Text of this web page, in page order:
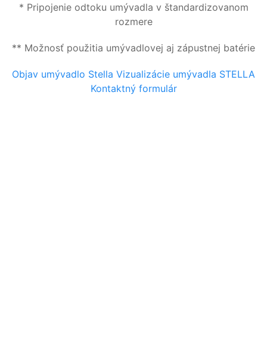
* Pripojenie odtoku umývadla v štandardizovanom
rozmere
** Možnosť použitia umývadlovej aj zápustnej batérie
Objav umývadlo Stella Vizualizácie umývadla STELLA
Kontaktný formulár